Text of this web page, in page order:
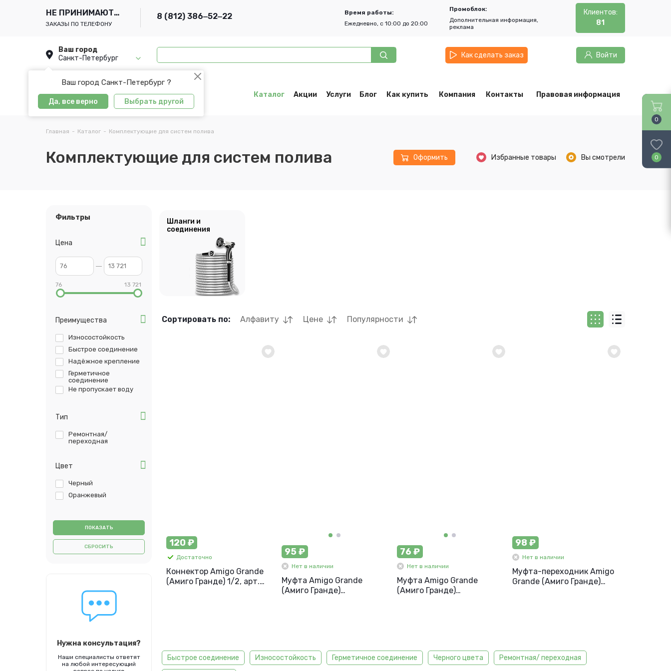
НЕ ПРИНИМАЮТСЯ
ЗАКАЗЫ ПО ТЕЛЕФОНУ
8 (812) 386‒52‒22
Время работы:
Ежедневно, с 10:00 до 20:00
Промоблок:
Дополнительная информация,
реклама
Клиентов:
81
Ваш город
Санкт-Петербург
Ваш город Санкт-Петербург ?
Да, все верно Выбрать другой
Как сделать заказ Войти
Каталог Акции Услуги Блог Как купить Компания Контакты Правовая информация
Главная - Каталог - Комплектующие для систем полива
Комплектующие для систем полива Оформить Избранные товары Вы смотрели
Фильтры
Цена
76 13 721
Преимущества
Износостойкость
Быстрое соединение
Надёжное крепление
Герметичное
соединение
Не пропускает воду
Тип
Ремонтная/
переходная
Цвет
Черный
Оранжевый
СБРОСИТЬ
Нужна консультация?
Наши специалисты ответят
на любой интересующий
Шланги и
соединения
Сортировать по: Алфавиту Цене Популярности
120 ₽
Достаточно
Коннектор Amigo Grande
(Амиго Гранде) 1/2, арт.
95 ₽
Нет в наличии
Муфта Amigo Grande
(Амиго Гранде)
76 ₽
Нет в наличии
Муфта Amigo Grande
(Амиго Гранде)
98 ₽
Нет в наличии
Муфта-переходник Amigo
Grande (Амиго Гранде)
Быстрое соединение Износостойкость Герметичное соединение Черного цвета Ремонтная/ переходная
0
0